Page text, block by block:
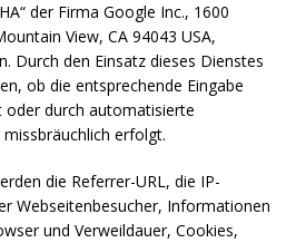
der Firma Google Inc., 1600
View, CA 94043 USA,
Durch den Einsatz dieses Dienstes
ob die entsprechende Eingabe
oder durch automatisierte
erfolgt.
die Referrer-URL, die IP-
Webseitenbesucher, Informationen
und Verweildauer, Cookies,